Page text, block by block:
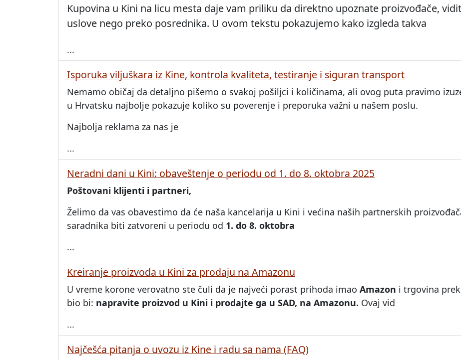
Kupovina u Kini na licu mesta daje vam priliku da direktno upoznate proizvođače,
uslove nego preko posrednika. U ovom tekstu pokazujemo kako izgleda takva
...
Isporuka viljuškara iz Kine, kontrola kvaliteta, testiranje i siguran transport
Nemamo običaj da detaljno pišemo o svakoj pošiljci i količinama, ali ovog puta pravimo
u Hrvatsku najbolje pokazuje koliko su poverenje i preporuka važni u našem poslu.
Najbolja reklama za nas je
...
Neradni dani u Kini: obaveštenje o periodu od 1. do 8. oktobra 2025
Poštovani klijenti i partneri,
Želimo da vas obavestimo da će naša kancelarija u Kini i većina naših partnerskih
saradnika biti zatvoreni u periodu od 1. do 8. oktobra
...
Kreiranje proizvoda u Kini za prodaju na Amazonu
U vreme korone verovatno ste čuli da je najveći porast prihoda imao Amazon i trgovina
bio bi: napravite proizvod u Kini i prodajte ga u SAD, na Amazonu. Ovaj vid
...
Najčešća pitanja o uvozu iz Kine i radu sa nama (FAQ)